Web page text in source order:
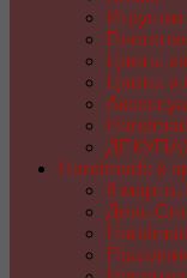
Цветы
Цветы и
Handmade к
8 марта.
День